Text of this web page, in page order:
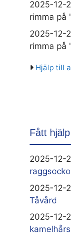
2025-12-
rimma på
2025-12-
rimma på
Hjälp till
Fått
2025-12-
2025-12-
Tåvård
2025-12-